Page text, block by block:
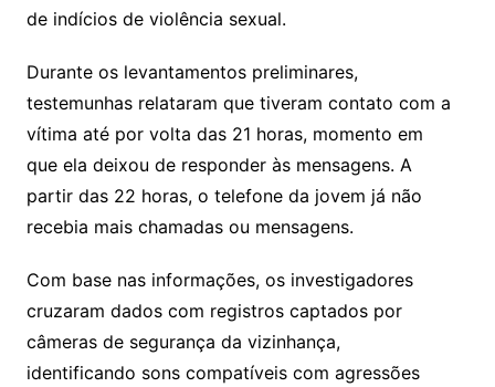
de indícios de violência sexual.
Durante os levantamentos preliminares,
testemunhas relataram que tiveram contato com a
vítima até por volta das 21 horas, momento em
que ela deixou de responder às mensagens. A
partir das 22 horas, o telefone da jovem já não
recebia mais chamadas ou mensagens.
Com base nas informações, os investigadores
cruzaram dados com registros captados por
câmeras de segurança da vizinhança,
identificando sons compatíveis com agressões